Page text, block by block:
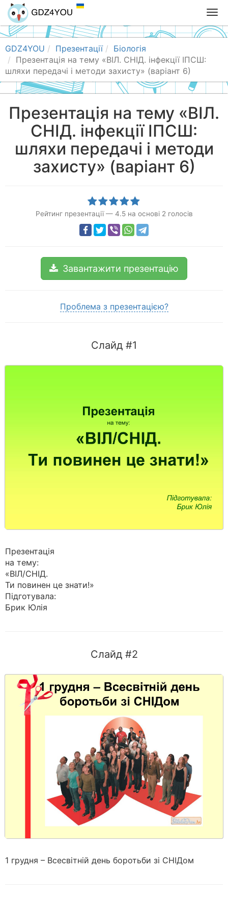
T
o
g
n
a
t
GDZ4YOU Презентації
Біологія
Презентація на тему «ВІЛ. СНІД. інфекції ІПСШ:
шляхи передачі і методи захисту» (варіант 6)
Презентація на тему «ВІЛ.
СНІД. інфекції ІПСШ:
шляхи передачі і методи
захисту» (варіант 6)
Рейтинг презентації — 4.5на основі 2 голосів
Завантажити презентацію
Проблема з презентацією?
Слайд #1
Презентація
на тему:
«ВІЛ/СНІД.
Ти повинен це знати!»
Підготувала:
Брик Юлія
Слайд #2
1 грудня – Всесвітній день боротьби зі СНІДом